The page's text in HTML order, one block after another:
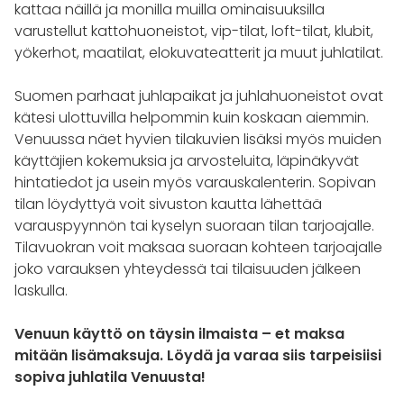
kattaa näillä ja monilla muilla ominaisuuksilla
varustellut kattohuoneistot, vip-tilat, loft-tilat, klubit,
yökerhot, maatilat, elokuvateatterit ja muut juhlatilat.
Suomen parhaat juhlapaikat ja juhlahuoneistot ovat
kätesi ulottuvilla helpommin kuin koskaan aiemmin.
Venuussa näet hyvien tilakuvien lisäksi myös muiden
käyttäjien kokemuksia ja arvosteluita, läpinäkyvät
hintatiedot ja usein myös varauskalenterin. Sopivan
tilan löydyttyä voit sivuston kautta lähettää
varauspyynnön tai kyselyn suoraan tilan tarjoajalle.
Tilavuokran voit maksaa suoraan kohteen tarjoajalle
joko varauksen yhteydessä tai tilaisuuden jälkeen
laskulla.
Venuun käyttö on täysin ilmaista – et maksa
mitään lisämaksuja. Löydä ja varaa siis tarpeisiisi
sopiva juhlatila Venuusta!